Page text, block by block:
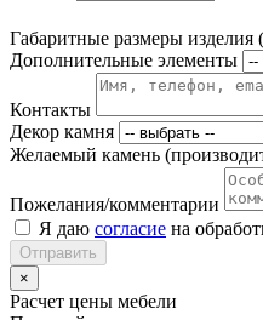
Габаритные размеры изделия
Дополнительные элементы
Контакты
Декор камня
Желаемый камень
Пожелания/комментарии
Я даю согласие на
Отправить
×
Расчет цены мебели